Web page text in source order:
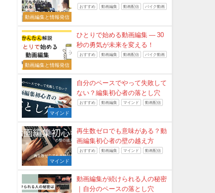
動画編集と情報発信
おすすめ 動画編集 動画配信 バイク動画
動画編集と情報発信
ひとりで始める動画編集 ― 30
秒の勇気が未来を変える！
おすすめ 動画編集 動画配信 バイク動画
マインド
自分のペースでやって失敗して
ない？編集初心者の落とし穴
おすすめ 動画編集 マインド 動画配信
マインド
再生数ゼロでも意味がある？動
画編集初心者の壁の越え方
おすすめ 動画編集 マインド 動画配信
動画編集が続けられる人の秘密
｜自分のペースの落とし穴